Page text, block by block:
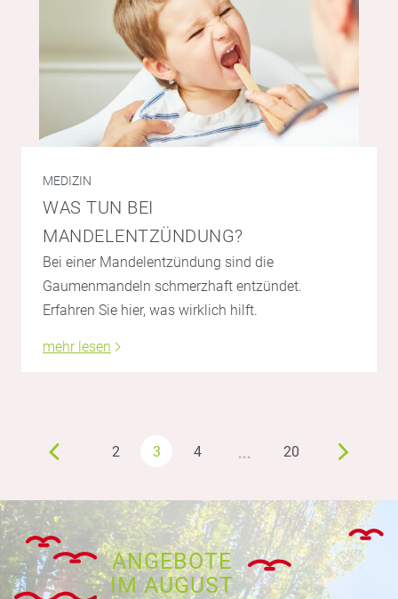
MEDIZIN
WAS TUN BEI
MANDELENTZÜNDUNG?
Bei einer Mandelentzündung sind die
Gaumenmandeln schmerzhaft entzündet.
Erfahren Sie hier, was wirklich hilft.
mehr lesen
2 3 4 … 20
ANGEBOTE
IM AUGUST